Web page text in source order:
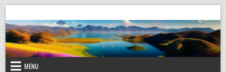
Skip
to
content
UmweltKlima.com
MENU